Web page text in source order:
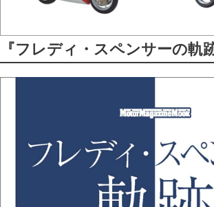
『フレディ・スペンサーの軌跡